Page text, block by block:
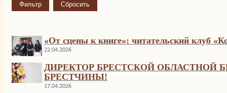
«От сцены к книге»: читательский клуб
22.04.2026
ДИРЕКТОР БРЕСТСКОЙ ОБЛАСТНОЙ
БРЕСТЧИНЫ!
17.04.2026